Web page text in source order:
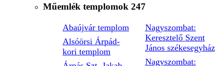
Műemlék templomok 247
Abaújvár templom
Alsóörsi Árpád-
kori templom
Nagyszombat:
Keresztelő Szent
János székesegyház
Nagyszombat: